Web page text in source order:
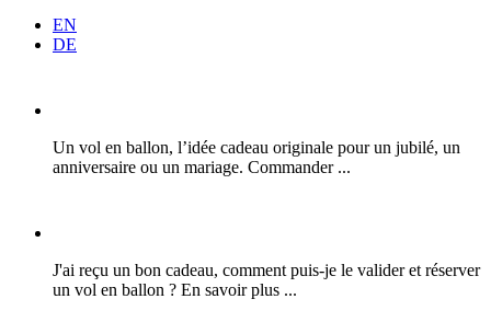
EN
DE
Un vol en ballon, l’idée cadeau originale pour un jubilé, un
anniversaire ou un mariage. Commander ...
J'ai reçu un bon cadeau, comment puis-je le valider et réserver
un vol en ballon ? En savoir plus ...